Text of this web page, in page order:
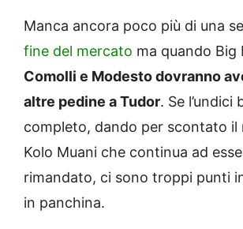
Manca ancora poco più di una
fine del mercato ma quando Big
Comolli e Modesto dovranno
altre pedine a Tudor. Se l’undici
completo, dando per scontato il
Kolo Muani che continua ad
rimandato, ci sono troppi punti
in panchina.